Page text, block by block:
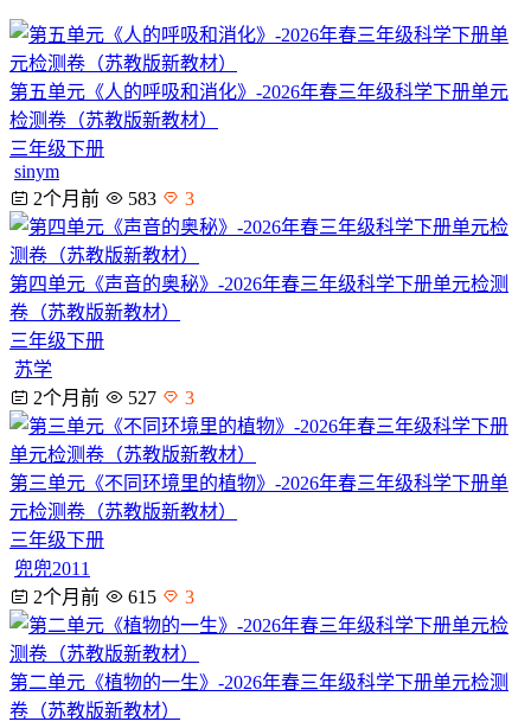
第五单元《人的呼吸和消化》-2026年春三年级科学下册单元
检测卷（苏教版新教材）
三年级下册
sinym
2个月前
583 3
第四单元《声音的奥秘》-2026年春三年级科学下册单元检测
卷（苏教版新教材）
三年级下册
苏学
2个月前
527 3
第三单元《不同环境里的植物》-2026年春三年级科学下册单
元检测卷（苏教版新教材）
三年级下册
兜兜2011
2个月前
615 3
第二单元《植物的一生》-2026年春三年级科学下册单元检测
卷（苏教版新教材）